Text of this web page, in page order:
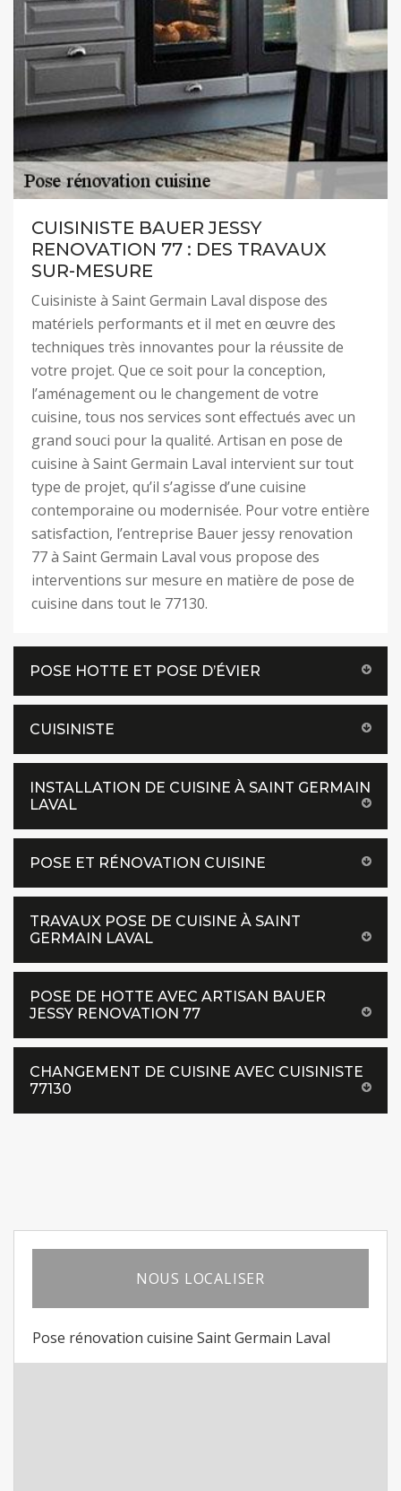
CUISINISTE BAUER JESSY
RENOVATION 77 : DES TRAVAUX
SUR-MESURE
Cuisiniste à Saint Germain Laval dispose des
matériels performants et il met en œuvre des
techniques très innovantes pour la réussite de
votre projet. Que ce soit pour la conception,
l’aménagement ou le changement de votre
cuisine, tous nos services sont effectués avec un
grand souci pour la qualité. Artisan en pose de
cuisine à Saint Germain Laval intervient sur tout
type de projet, qu’il s’agisse d’une cuisine
contemporaine ou modernisée. Pour votre entière
satisfaction, l’entreprise Bauer jessy renovation
77 à Saint Germain Laval vous propose des
interventions sur mesure en matière de pose de
cuisine dans tout le 77130.
POSE HOTTE ET POSE D’ÉVIER
CUISINISTE
INSTALLATION DE CUISINE À SAINT GERMAIN
LAVAL
POSE ET RÉNOVATION CUISINE
TRAVAUX POSE DE CUISINE À SAINT
GERMAIN LAVAL
POSE DE HOTTE AVEC ARTISAN BAUER
JESSY RENOVATION 77
CHANGEMENT DE CUISINE AVEC CUISINISTE
77130
NOUS LOCALISER
Pose rénovation cuisine Saint Germain Laval